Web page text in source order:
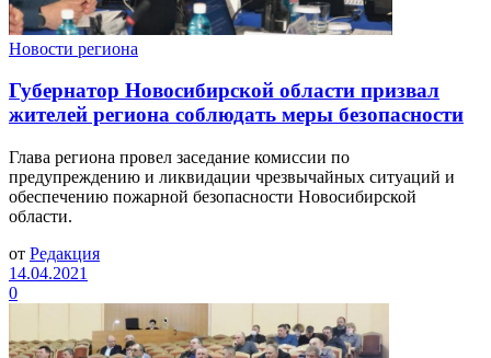
Новости региона
Губернатор Новосибирской области призвал
жителей региона соблюдать меры безопасности
Глава региона провел заседание комиссии по
предупреждению и ликвидации чрезвычайных ситуаций и
обеспечению пожарной безопасности Новосибирской
области.
от Редакция
14.04.2021
0